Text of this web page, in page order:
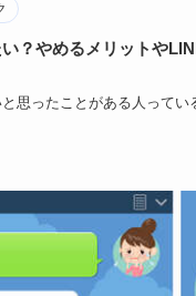
？やめるメリットや
思ったことがある人ってい
、時に心を不便にするアイ